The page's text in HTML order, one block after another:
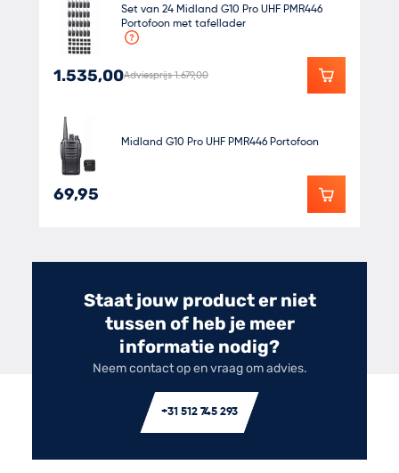
Set van 24 Midland G10 Pro UHF PMR446
Portofoon met tafellader
1.535,00Adviesprijs 1.679,00
Midland G10 Pro UHF PMR446 Portofoon
69,95
Staat jouw product er niet
tussen of heb je meer
informatie nodig?
Neem contact op en vraag om advies.
+31 512 745 293